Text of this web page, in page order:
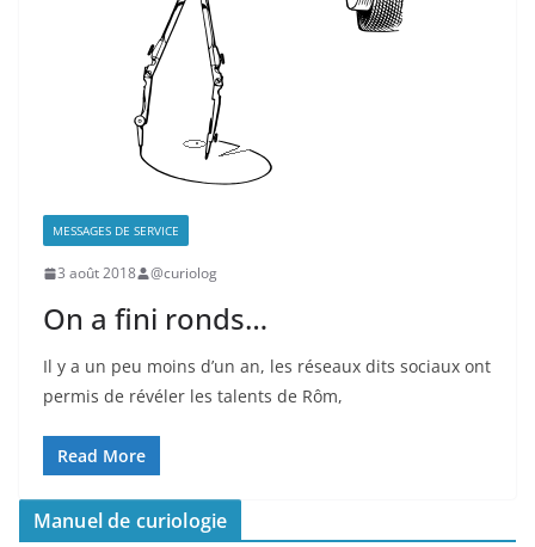
MESSAGES DE SERVICE
3 août 2018 @curiolog
On a fini ronds…
Il y a un peu moins d’un an, les réseaux dits sociaux ont
permis de révéler les talents de Rôm,
Read More
Manuel de curiologie